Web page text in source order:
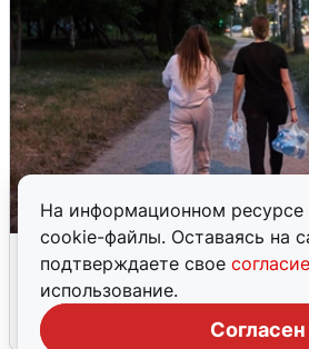
На информационном ресурсе
cookie-файлы. Оставаясь на
подтверждаете свое согласие
использование.
Согласен
Опубликована карта
воды в Воронеже
6 августа